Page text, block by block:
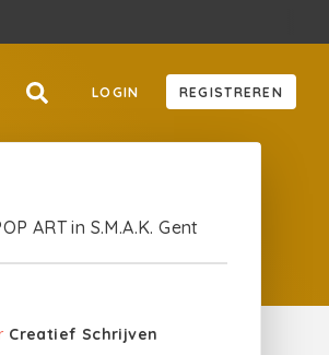
LOGIN REGISTREREN
ART in S.M.A.K. Gent
Creatief Schrijven